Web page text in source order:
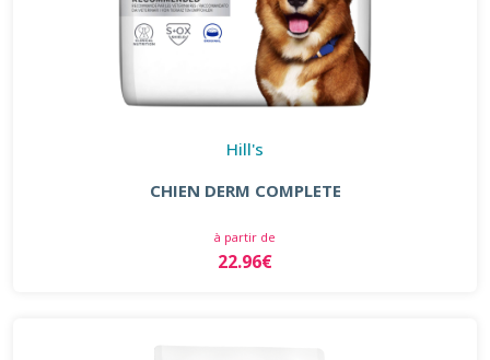
Hill's
CHIEN DERM COMPLETE
à partir de
22.96€